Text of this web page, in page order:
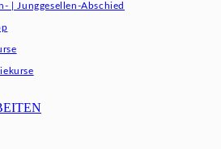
| Junggesellen-Abschied